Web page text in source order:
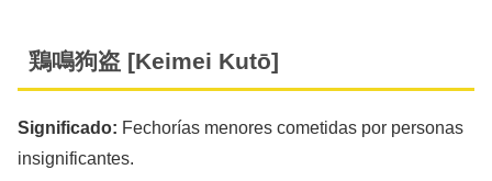
鶏鳴狗盗 [Keimei Kutō]
Significado: Fechorías menores cometidas por personas
insignificantes.